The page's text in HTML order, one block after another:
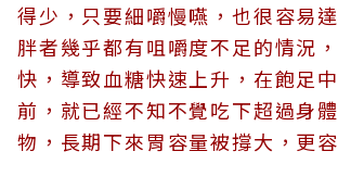
得少，只要細嚼慢嚥，也很容易
胖者幾乎都有咀嚼度不足的情況
快，導致血糖快速上升，在飽足
前，就已經不知不覺吃下超過身
物，長期下來胃容量被撐大，更